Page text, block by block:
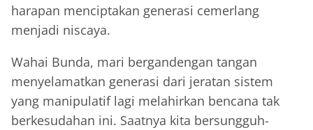
harapan menciptakan generasi cemerlang
menjadi niscaya.
Wahai Bunda, mari bergandengan tangan
menyelamatkan generasi dari jeratan sistem
yang manipulatif lagi melahirkan bencana tak
berkesudahan ini. Saatnya kita bersungguh-